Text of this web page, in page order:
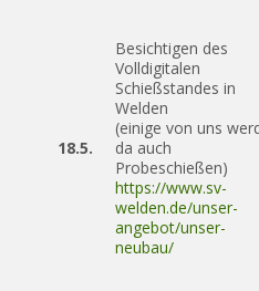
18.5.
Besichtigen des
Volldigitalen
Schießstandes in
Welden
(einige von uns
da auch
Probeschießen)
https://www.sv-
welden.de/unser-
angebot/unser-
neubau/